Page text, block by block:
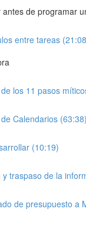
de programar
entre tareas
los 11 pasos
Calendarios (63:38)
(10:19)
traspaso de la
de presupuesto a